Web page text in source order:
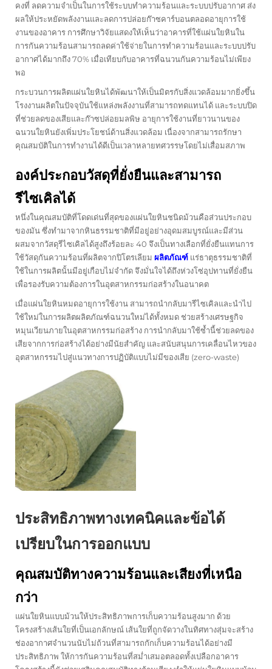
คงที่ ลดความจำเป็นในการใช้ระบบทำความร้อนและระบบปรับอากาศ ส่ง
ผลให้ประหยัดพลังงานและลดการปล่อยก๊าซคาร์บอนตลอดอายุการใช้
งานของอาคาร การศึกษาวิจัยแสดงให้เห็นว่าอาคารที่ใช้แผ่นใยหินใน
การกันความร้อนสามารถลดค่าใช้จ่ายในการทำความร้อนและระบบปรับ
อากาศได้มากถึง 70% เมื่อเทียบกับอาคารที่ฉนวนกันความร้อนไม่เพียง
พอ
กระบวนการผลิตแผ่นใยหินได้พัฒนาให้เป็นมิตรกับสิ่งแวดล้อมมากยิ่งขึ้น
โรงงานผลิตในปัจจุบันใช้แหล่งพลังงานที่สามารถทดแทนได้ และระบบปิด
ที่ช่วยลดของเสียและก๊าซปล่อยมลพิษ อายุการใช้งานที่ยาวนานของ
ฉนวนใยหินยังเพิ่มประโยชน์ด้านสิ่งแวดล้อม เนื่องจากสามารถรักษา
คุณสมบัติในการทำงานได้ดีเป็นเวลาหลายทศวรรษโดยไม่เสื่อมสภาพ
องค์ประกอบวัสดุที่ยั่งยืนและสามารถ
รีไซเคิลได้
หนึ่งในคุณสมบัติที่โดดเด่นที่สุดของแผ่นใยหินชนิดม้วนคือส่วนประกอบ
ของมัน ซึ่งทำมาจากหินธรรมชาติที่มีอยู่อย่างอุดมสมบูรณ์และมีส่วน
ผสมจากวัสดุรีไซเคิลได้สูงถึงร้อยละ 40 จึงเป็นทางเลือกที่ยั่งยืนแทนการ
ใช้วัสดุกันความร้อนที่ผลิตจากปิโตรเลียม ผลิตภัณฑ์ แร่ธาตุธรรมชาติที่
ใช้ในการผลิตนั้นมีอยู่เกือบไม่จำกัด จึงมั่นใจได้ถึงห่วงโซ่อุปทานที่ยั่งยืน
เพื่อรองรับความต้องการในอุตสาหกรรมก่อสร้างในอนาคต
เมื่อแผ่นใยหินหมดอายุการใช้งาน สามารถนำกลับมารีไซเคิลและนำไป
ใช้ใหม่ในการผลิตผลิตภัณฑ์ฉนวนใหม่ได้ทั้งหมด ช่วยสร้างเศรษฐกิจ
หมุนเวียนภายในอุตสาหกรรมก่อสร้าง การนำกลับมาใช้ซ้ำนี้ช่วยลดของ
เสียจากการก่อสร้างได้อย่างมีนัยสำคัญ และสนับสนุนการเคลื่อนไหวของ
อุตสาหกรรมไปสู่แนวทางการปฏิบัติแบบไม่มีของเสีย (zero-waste)
ประสิทธิภาพทางเทคนิคและข้อได้
เปรียบในการออกแบบ
คุณสมบัติทางความร้อนและเสียงที่เหนือ
กว่า
แผ่นใยหินแบบม้วนให้ประสิทธิภาพการเก็บความร้อนสูงมาก ด้วย
โครงสร้างเส้นใยที่เป็นเอกลักษณ์ เส้นใยที่ถูกจัดวางในทิศทางสุ่มจะสร้าง
ช่องอากาศจำนวนนับไม่ถ้วนที่สามารถกักเก็บความร้อนได้อย่างมี
ประสิทธิภาพ ให้การกันความร้อนที่สม่ำเสมอตลอดทั้งเปลือกอาคาร